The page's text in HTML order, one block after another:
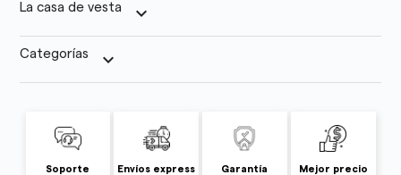
La casa de vesta keyboard_arrow_down
Categorías keyboard_arrow_down
Soporte Envíos express Garantía Mejor precio